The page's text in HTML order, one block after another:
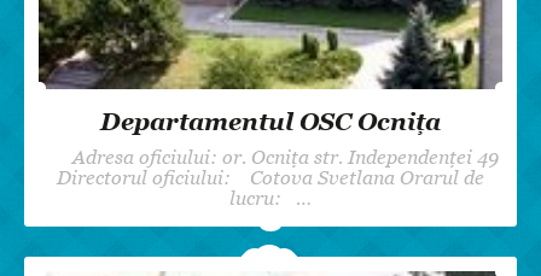
Departamentul OSC Ocnița
Adresa oficiului: or. Ocnița str. Independenței 49
Directorul oficiului: Cotova Svetlana Orarul de
lucru: …